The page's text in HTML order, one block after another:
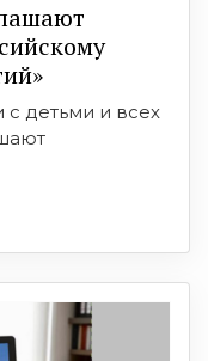
с детьми и всех